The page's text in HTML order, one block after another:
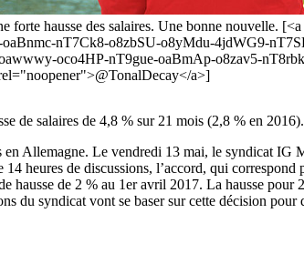
forte hausse des salaires. Une bonne
nT7Ck8-o8zbSU-o8yMdu-4jdWG9-
oco4HP-nT9gue-oaBmAp-o8zav5-
a>]
de salaires de 4,8 % sur 21 mois (2,8 % en
en Allemagne. Le vendredi 13 mai, le syndicat
14 heures de discussions, l’accord, qui
hausse de 2 % au 1er avril 2017. La hausse
du syndicat vont se baser sur cette décision